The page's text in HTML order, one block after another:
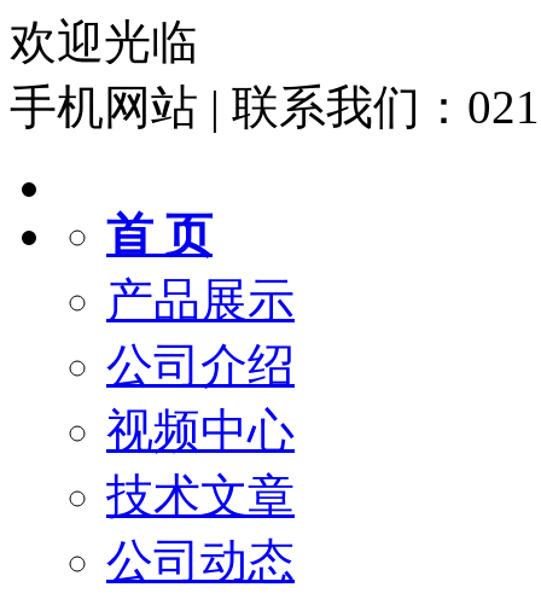
欢迎光临
手机网站 | 联系我们：
首 页
产品展示
公司介绍
视频中心
技术文章
公司动态